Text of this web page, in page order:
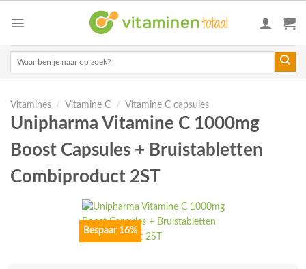
Vitamines / Vitamine C / Vitamine C capsules
Unipharma Vitamine C 1000mg
Boost Capsules + Bruistabletten
Combiproduct 2ST
Bespaar 16%